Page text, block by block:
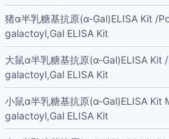
猪α半乳糖基抗原(α-Gal)ELISA Kit /
galactoyl,Gal ELISA Kit
大鼠α半乳糖基抗原(α-Gal)ELISA Kit
galactoyl,Gal ELISA Kit
小鼠α半乳糖基抗原(α-Gal)ELISA Kit
galactoyl,Gal ELISA Kit